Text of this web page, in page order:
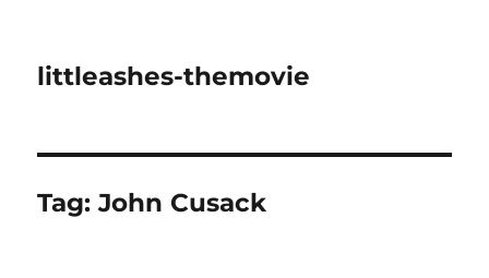
littleashes-themovie
Tag:John Cusack